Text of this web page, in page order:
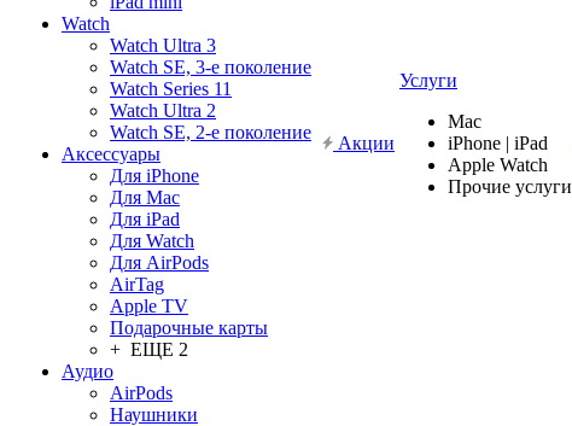
Watch
Watch Ultra 3
Watch SE, 3-е поколение
Watch Series 11
Watch Ultra 2
Watch SE, 2-е поколение
Аксессуары
Для iPhone
Для Mac
Для iPad
Для Watch
Для AirPods
AirTag
Apple TV
Подарочные карты
+ ЕЩЕ 2
Аудио
AirPods
Наушники
Акции
Услуги
Mac
iPhone | iPad
Apple Watch
Прочие услуги